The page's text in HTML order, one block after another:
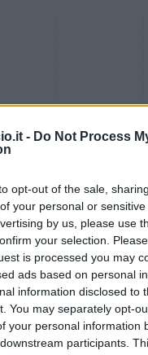
- Do Not Process
opt-out of the sale,
your personal or
by us, please use
your selection.
is processed you may
ads based on personal
information disclosed to
You may separately opt-
your personal information
downstream participants.
Malus